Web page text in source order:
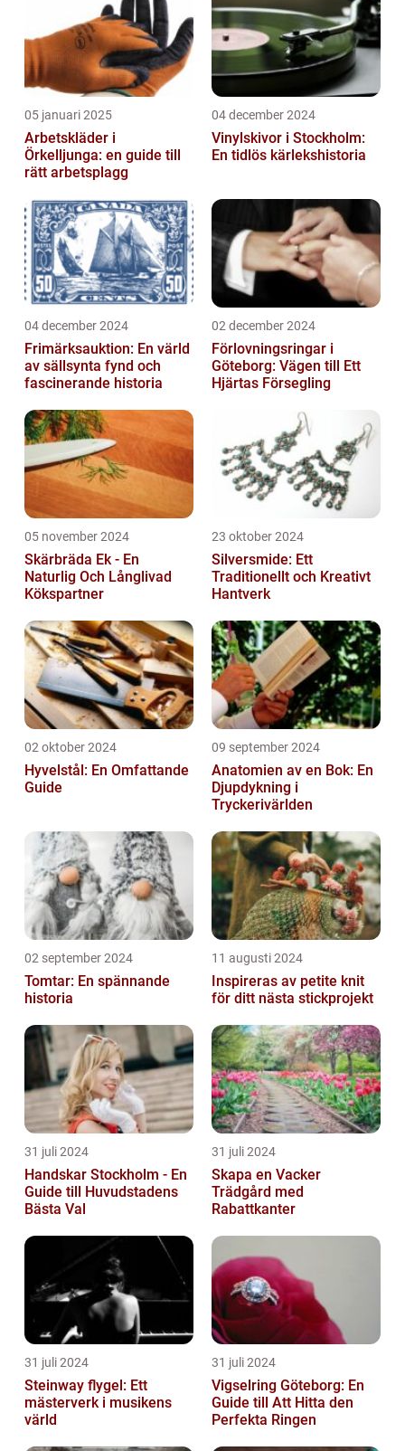
05 januari 2025
Arbetskläder i
Örkelljunga: en guide till
rätt arbetsplagg
04 december 2024
Vinylskivor i Stockholm:
En tidlös kärlekshistoria
04 december 2024
Frimärksauktion: En värld
av sällsynta fynd och
fascinerande historia
02 december 2024
Förlovningsringar i
Göteborg: Vägen till Ett
Hjärtas Försegling
05 november 2024
Skärbräda Ek - En
Naturlig Och Långlivad
Kökspartner
23 oktober 2024
Silversmide: Ett
Traditionellt och Kreativt
Hantverk
02 oktober 2024
Hyvelstål: En Omfattande
Guide
09 september 2024
Anatomien av en Bok: En
Djupdykning i
Tryckerivärlden
02 september 2024
Tomtar: En spännande
historia
11 augusti 2024
Inspireras av petite knit
för ditt nästa stickprojekt
31 juli 2024
Handskar Stockholm - En
Guide till Huvudstadens
Bästa Val
31 juli 2024
Skapa en Vacker
Trädgård med
Rabattkanter
31 juli 2024
Steinway flygel: Ett
mästerverk i musikens
värld
31 juli 2024
Vigselring Göteborg: En
Guide till Att Hitta den
Perfekta Ringen